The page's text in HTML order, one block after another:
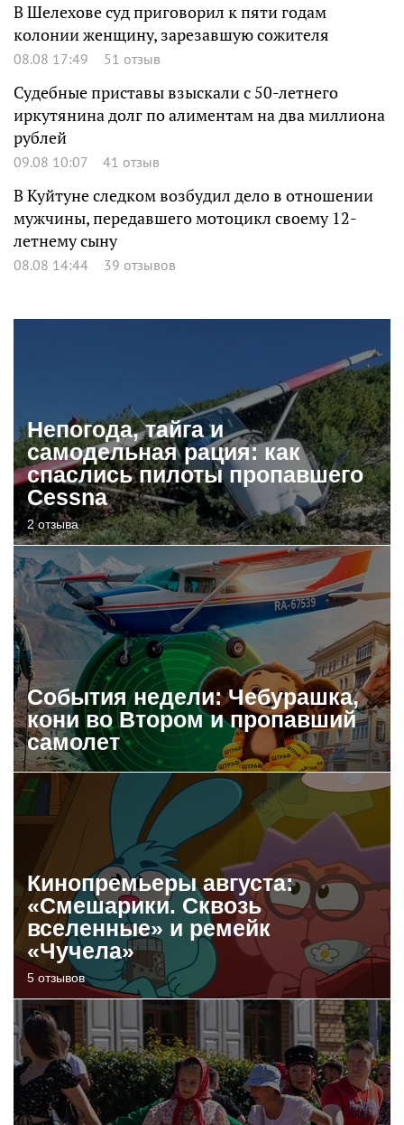
В Шелехове суд приговорил к пяти годам
колонии женщину, зарезавшую сожителя
08.08 17:49 51 отзыв
Судебные приставы взыскали с 50-летнего
иркутянина долг по алиментам на два миллиона
рублей
09.08 10:07 41 отзыв
В Куйтуне следком возбудил дело в отношении
мужчины, передавшего мотоцикл своему 12-
летнему сыну
08.08 14:44 39 отзывов
Непогода, тайга и
самодельная рация: как
спаслись пилоты пропавшего
Cessna
2 отзыва
События недели: Чебурашка,
кони во Втором и пропавший
самолет
Кинопремьеры августа:
«Смешарики. Сквозь
вселенные» и ремейк
«Чучела»
5 отзывов